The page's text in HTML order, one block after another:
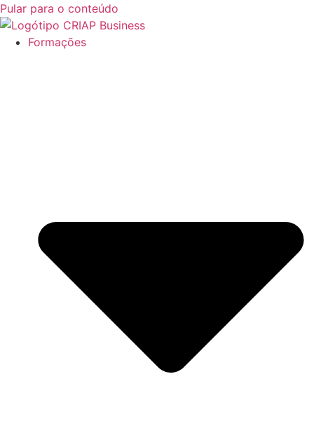
Pular para o conteúdo
Formações